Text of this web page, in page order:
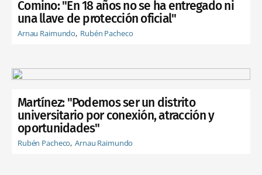
Comino: "En 18 años no se ha entregado ni
una llave de protección oficial"
Arnau Raimundo Rubén Pacheco
Martínez: "Podemos ser un distrito
universitario por conexión, atracción y
oportunidades"
Rubén Pacheco Arnau Raimundo